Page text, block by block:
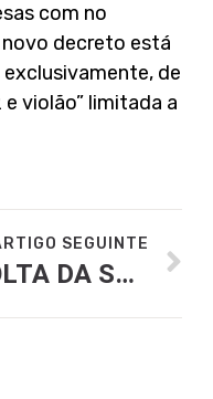
com no
decreto está
de
violão” limitada a
SEGUINTE
VOLTA DA SUSPENSÃO DE CONTRATO É FUNDAMENTAL PARA RESTAURANTES, DIZ PRESIDENTE DA ABRASEL